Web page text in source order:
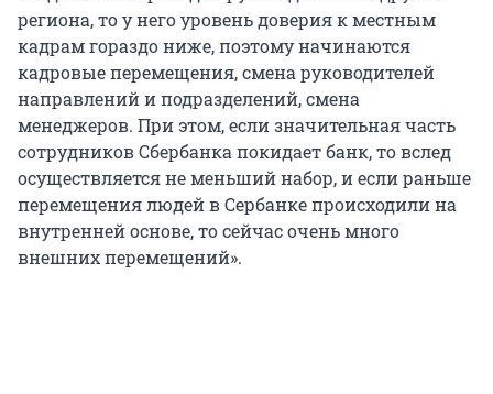
региона, то у него уровень доверия к местным
кадрам гораздо ниже, поэтому начинаются
кадровые перемещения, смена руководителей
направлений и подразделений, смена
менеджеров. При этом, если значительная часть
сотрудников Сбербанка покидает банк, то вслед
осуществляется не меньший набор, и если раньше
перемещения людей в Сербанке происходили на
внутренней основе, то сейчас очень много
внешних перемещений».